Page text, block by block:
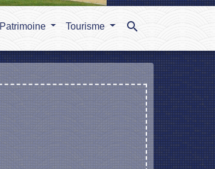
Patrimoine Tourisme search